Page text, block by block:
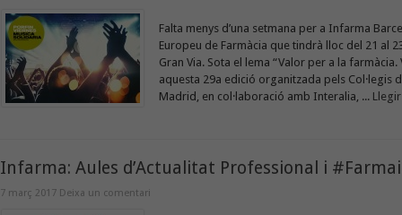
Falta menys d’una setmana per a Infarma
Europeu de Farmàcia que tindrà lloc del 21 al
Gran Via. Sota el lema “Valor per a la
aquesta 29a edició organitzada pels Col·legis
Madrid, en col·laboració amb Interalia, ...
Infarma: Aules d’Actualitat Professional i
7 març 2017 Deixa un comentari